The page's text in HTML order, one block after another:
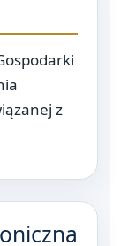
z